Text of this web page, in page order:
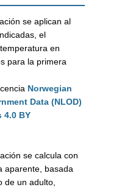
se aplican al
el
en
para la primera
Norwegian
Data (NLOD)
4.0 BY
se calcula con
aparente, basada
de un adulto,